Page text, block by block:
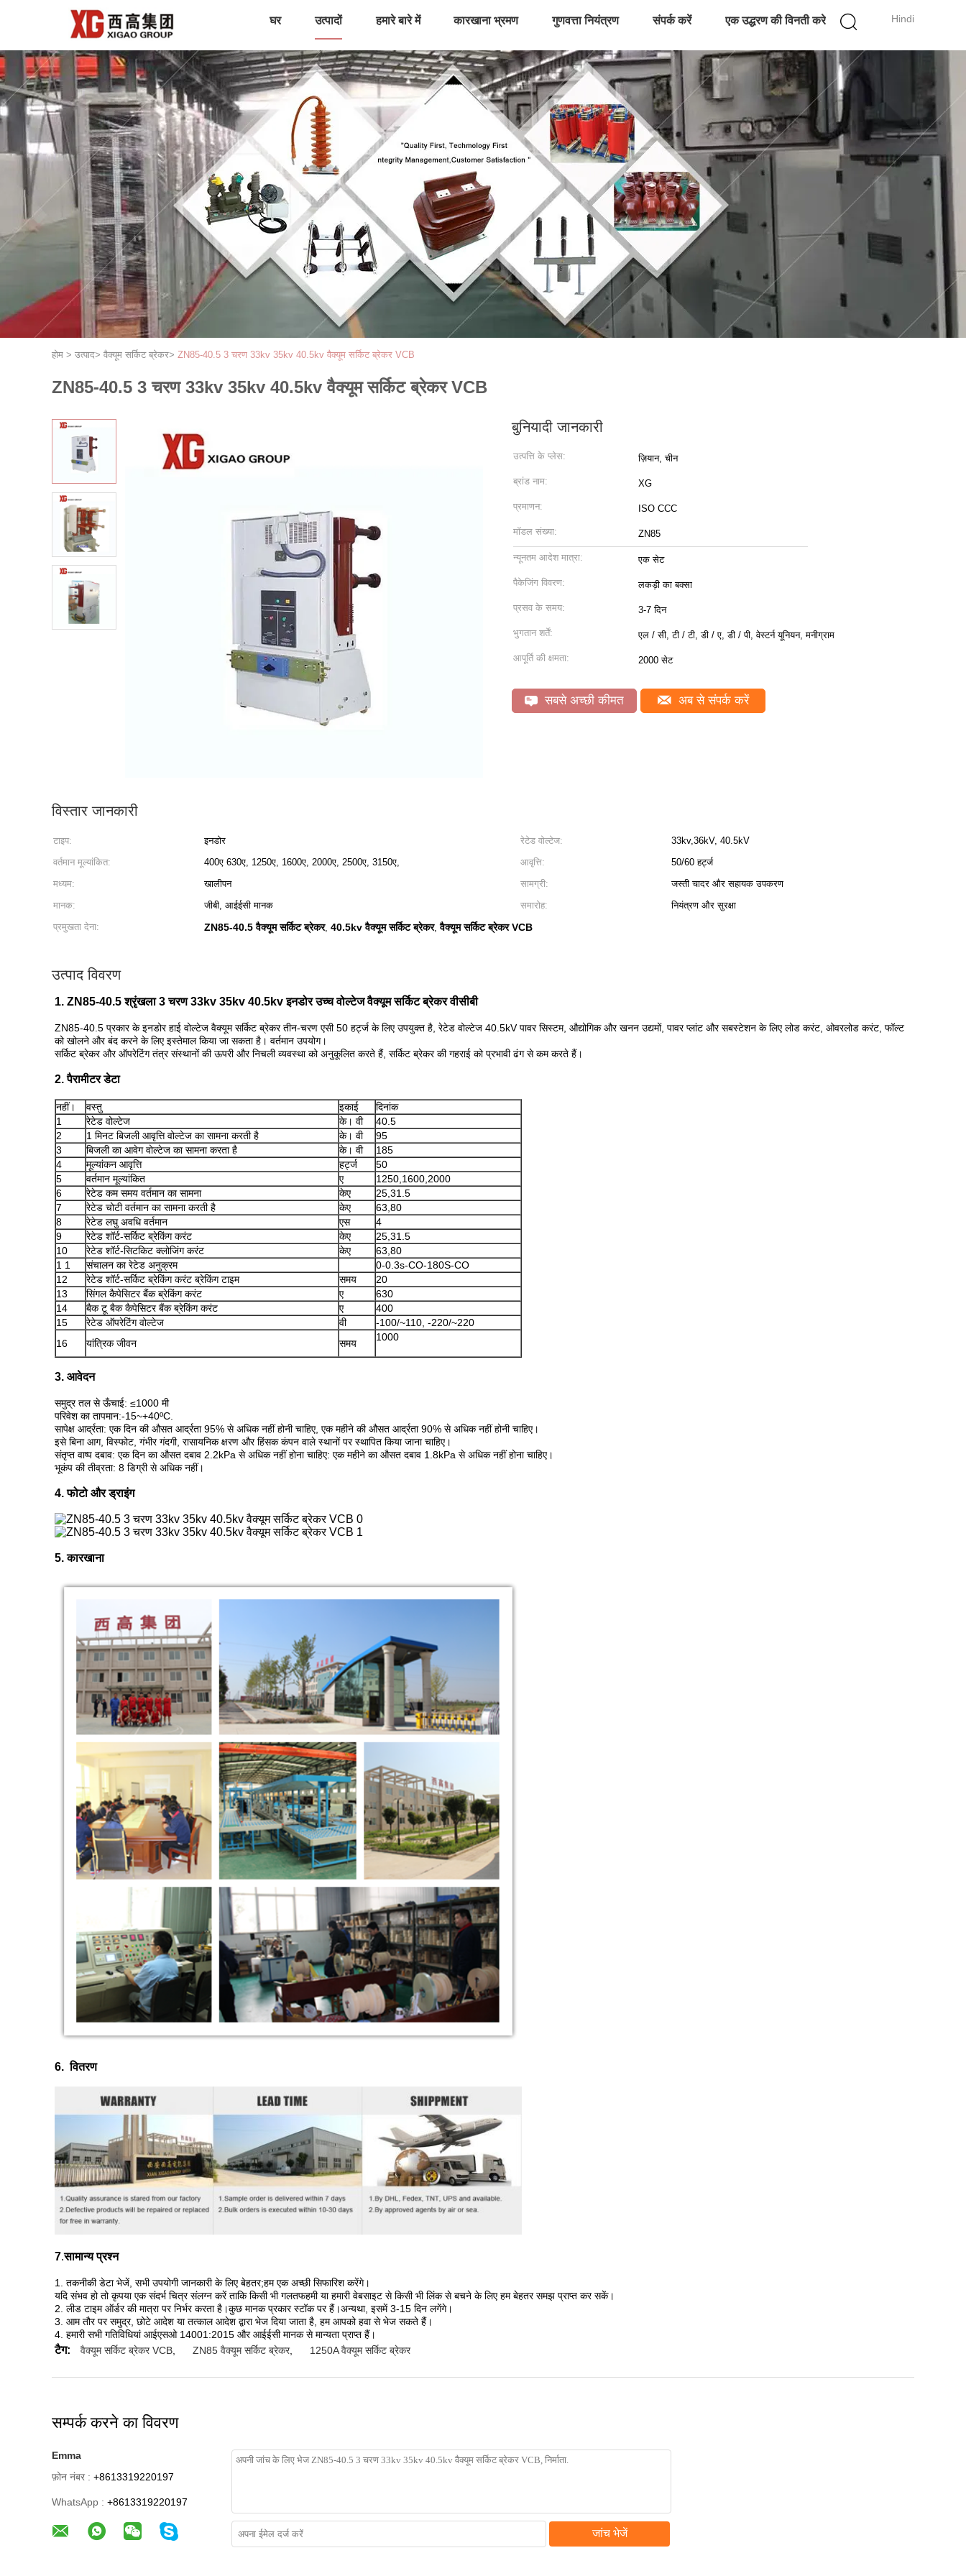
Hindi
घर उत्पादों हमारे बारे में कारखाना भ्रमण गुणवत्ता नियंत्रण संपर्क करें एक उद्धरण की विनती करे
होम > उत्पाद> वैक्यूम सर्किट ब्रेकर> ZN85-40.5 3 चरण 33kv 35kv 40.5kv वैक्यूम सर्किट ब्रेकर VCB
ZN85-40.5 3 चरण 33kv 35kv 40.5kv वैक्यूम सर्किट ब्रेकर VCB
बुनियादी जानकारी
उत्पत्ति के प्लेस: ज़ियान, चीन
ब्रांड नाम: XG
प्रमाणन: ISO CCC
मॉडल संख्या: ZN85
न्यूनतम आदेश मात्रा: एक सेट
पैकेजिंग विवरण: लकड़ी का बक्सा
प्रसव के समय: 3-7 दिन
भुगतान शर्तें: एल / सी, टी / टी, डी / ए, डी / पी, वेस्टर्न यूनियन, मनीग्राम
आपूर्ति की क्षमता: 2000 सेट
सबसे अच्छी कीमत अब से संपर्क करें
विस्तार जानकारी
टाइप: इनडोर रेटेड वोल्टेज:
33kv,36kV, 40.5kV
वर्तमान मूल्यांकित:
400ए 630ए, 1250ए, 1600ए, 2000ए, 2500ए, 3150ए, आवृत्ति:
50/60 हर्ट्ज
मध्यम:
खालीपन सामग्री:
जस्ती चादर और सहायक उपकरण
मानक:
जीबी, आईईसी मानक समारोह:
नियंत्रण और सुरक्षा
प्रमुखता देना:
ZN85-40.5 वैक्यूम सर्किट ब्रेकर, 40.5kv वैक्यूम सर्किट ब्रेकर,वैक्यूम सर्किट ब्रेकर VCB
उत्पाद विवरण
1. ZN85-40.5 श्रृंखला 3 चरण 33kv 35kv 40.5kv इनडोर उच्च वोल्टेज वैक्यूम सर्किट ब्रेकर वीसीबी
ZN85-40.5 प्रकार के इनडोर हाई वोल्टेज वैक्यूम सर्किट ब्रेकर तीन-चरण एसी 50 हर्ट्ज के लिए उपयुक्त है, रेटेड वोल्टेज 40.5kV पावर सिस्टम, औद्योगिक और खनन उद्यमों, पावर प्लांट और सबस्टेशन के लिए लोड करंट, ओवरलोड करंट, फॉल्ट
को खोलने और बंद करने के लिए इस्तेमाल किया जा सकता है। वर्तमान उपयोग।
सर्किट ब्रेकर और ऑपरेटिंग तंत्र संस्थानों की ऊपरी और निचली व्यवस्था को अनुकूलित करते हैं, सर्किट ब्रेकर की गहराई को प्रभावी ढंग से कम करते हैं।
2. पैरामीटर डेटा
नहीं। वस्तु इकाई
दिनांक
1
रेटेड वोल्टेज के। वी
40.5
2
1 मिनट बिजली आवृत्ति वोल्टेज का सामना करती है के। वी
95
3
बिजली का आवेग वोल्टेज का सामना करता है के। वी
185
4
मूल्यांकन आवृत्ति हर्ट्ज
50
5
वर्तमान मूल्यांकित ए
1250,1600,2000
6
रेटेड कम समय वर्तमान का सामना केए
25,31.5
7
रेटेड चोटी वर्तमान का सामना करती है केए
63,80
8
रेटेड लघु अवधि वर्तमान एस
4
9
रेटेड शॉर्ट-सर्किट ब्रेकिंग करंट केए
25,31.5
10
रेटेड शॉर्ट-सिटकिट क्लोजिंग करंट केए
63,80
1 1
संचालन का रेटेड अनुक्रम
0-0.3s-CO-180S-CO
12
रेटेड शॉर्ट-सर्किट ब्रेकिंग करंट ब्रेकिंग टाइम समय
20
13
सिंगल कैपेसिटर बैंक ब्रेकिंग करंट ए
630
14
बैक टू बैक कैपेसिटर बैंक ब्रेकिंग करंट ए
400
15
रेटेड ऑपरेटिंग वोल्टेज वी
-100/~110, -220/~220
16
यांत्रिक जीवन समय
1000
3. आवेदन
समुद्र तल से ऊँचाई: ≤1000 मी
परिवेश का तापमान:-15~+40ºC.
सापेक्ष आर्द्रता: एक दिन की औसत आर्द्रता 95% से अधिक नहीं होनी चाहिए, एक महीने की औसत आर्द्रता 90% से अधिक नहीं होनी चाहिए।
इसे बिना आग, विस्फोट, गंभीर गंदगी, रासायनिक क्षरण और हिंसक कंपन वाले स्थानों पर स्थापित किया जाना चाहिए।
संतृप्त वाष्प दबाव: एक दिन का औसत दबाव 2.2kPa से अधिक नहीं होना चाहिए: एक महीने का औसत दबाव 1.8kPa से अधिक नहीं होना चाहिए।
भूकंप की तीव्रता: 8 डिग्री से अधिक नहीं।
4. फोटो और ड्राइंग
5. कारखाना
6. वितरण
7.सामान्य प्रश्न
1. तकनीकी डेटा भेजें, सभी उपयोगी जानकारी के लिए बेहतर;हम एक अच्छी सिफारिश करेंगे।
यदि संभव हो तो कृपया एक संदर्भ चित्र संलग्न करें ताकि किसी भी गलतफहमी या हमारी वेबसाइट से किसी भी लिंक से बचने के लिए हम बेहतर समझ प्राप्त कर सकें।
2. लीड टाइम ऑर्डर की मात्रा पर निर्भर करता है।कुछ मानक प्रकार स्टॉक पर हैं।अन्यथा, इसमें 3-15 दिन लगेंगे।
3. आम तौर पर समुद्र, छोटे आदेश या तत्काल आदेश द्वारा भेज दिया जाता है, हम आपको हवा से भेज सकते हैं।
4. हमारी सभी गतिविधियां आईएसओ 14001:2015 और आईईसी मानक से मान्यता प्राप्त हैं।
टैग: वैक्यूम सर्किट ब्रेकर VCB ZN85 वैक्यूम सर्किट ब्रेकर, 1250A वैक्यूम सर्किट ब्रेकर
सम्पर्क करने का विवरण
Emma
फ़ोन नंबर : +8613319220197
WhatsApp : +8613319220197
जांच भेजें